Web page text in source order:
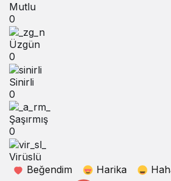
Mutlu
0
Üzgün
0
Sinirli
0
Şaşırmış
0
Virüslü
Beğendim
Harika